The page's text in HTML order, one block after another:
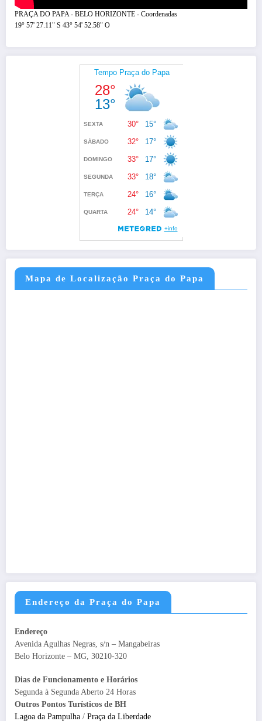
PRAÇA DO PAPA - BELO HORIZONTE - Coordenadas
19° 57' 27.11" S 43° 54' 52.58" O
Mapa de Localização Praça do Papa
Endereço da Praça do Papa
Endereço
Avenida Agulhas Negras, s/n – Mangabeiras
Belo Horizonte – MG, 30210-320
Dias de Funcionamento e Horários
Segunda à Segunda Aberto 24 Horas
Outros Pontos Turísticos de BH
Lagoa da Pampulha / Praça da Liberdade